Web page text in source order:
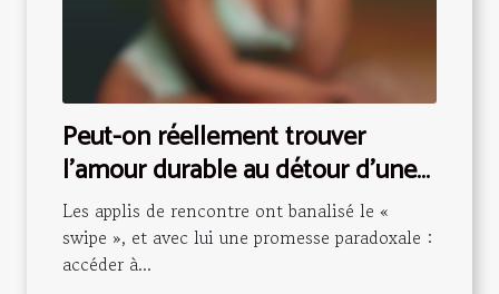
Peut-on réellement trouver
l’amour durable au détour d’une
annonce torride ?
Les applis de rencontre ont banalisé le «
swipe », et avec lui une promesse paradoxale :
accéder à...